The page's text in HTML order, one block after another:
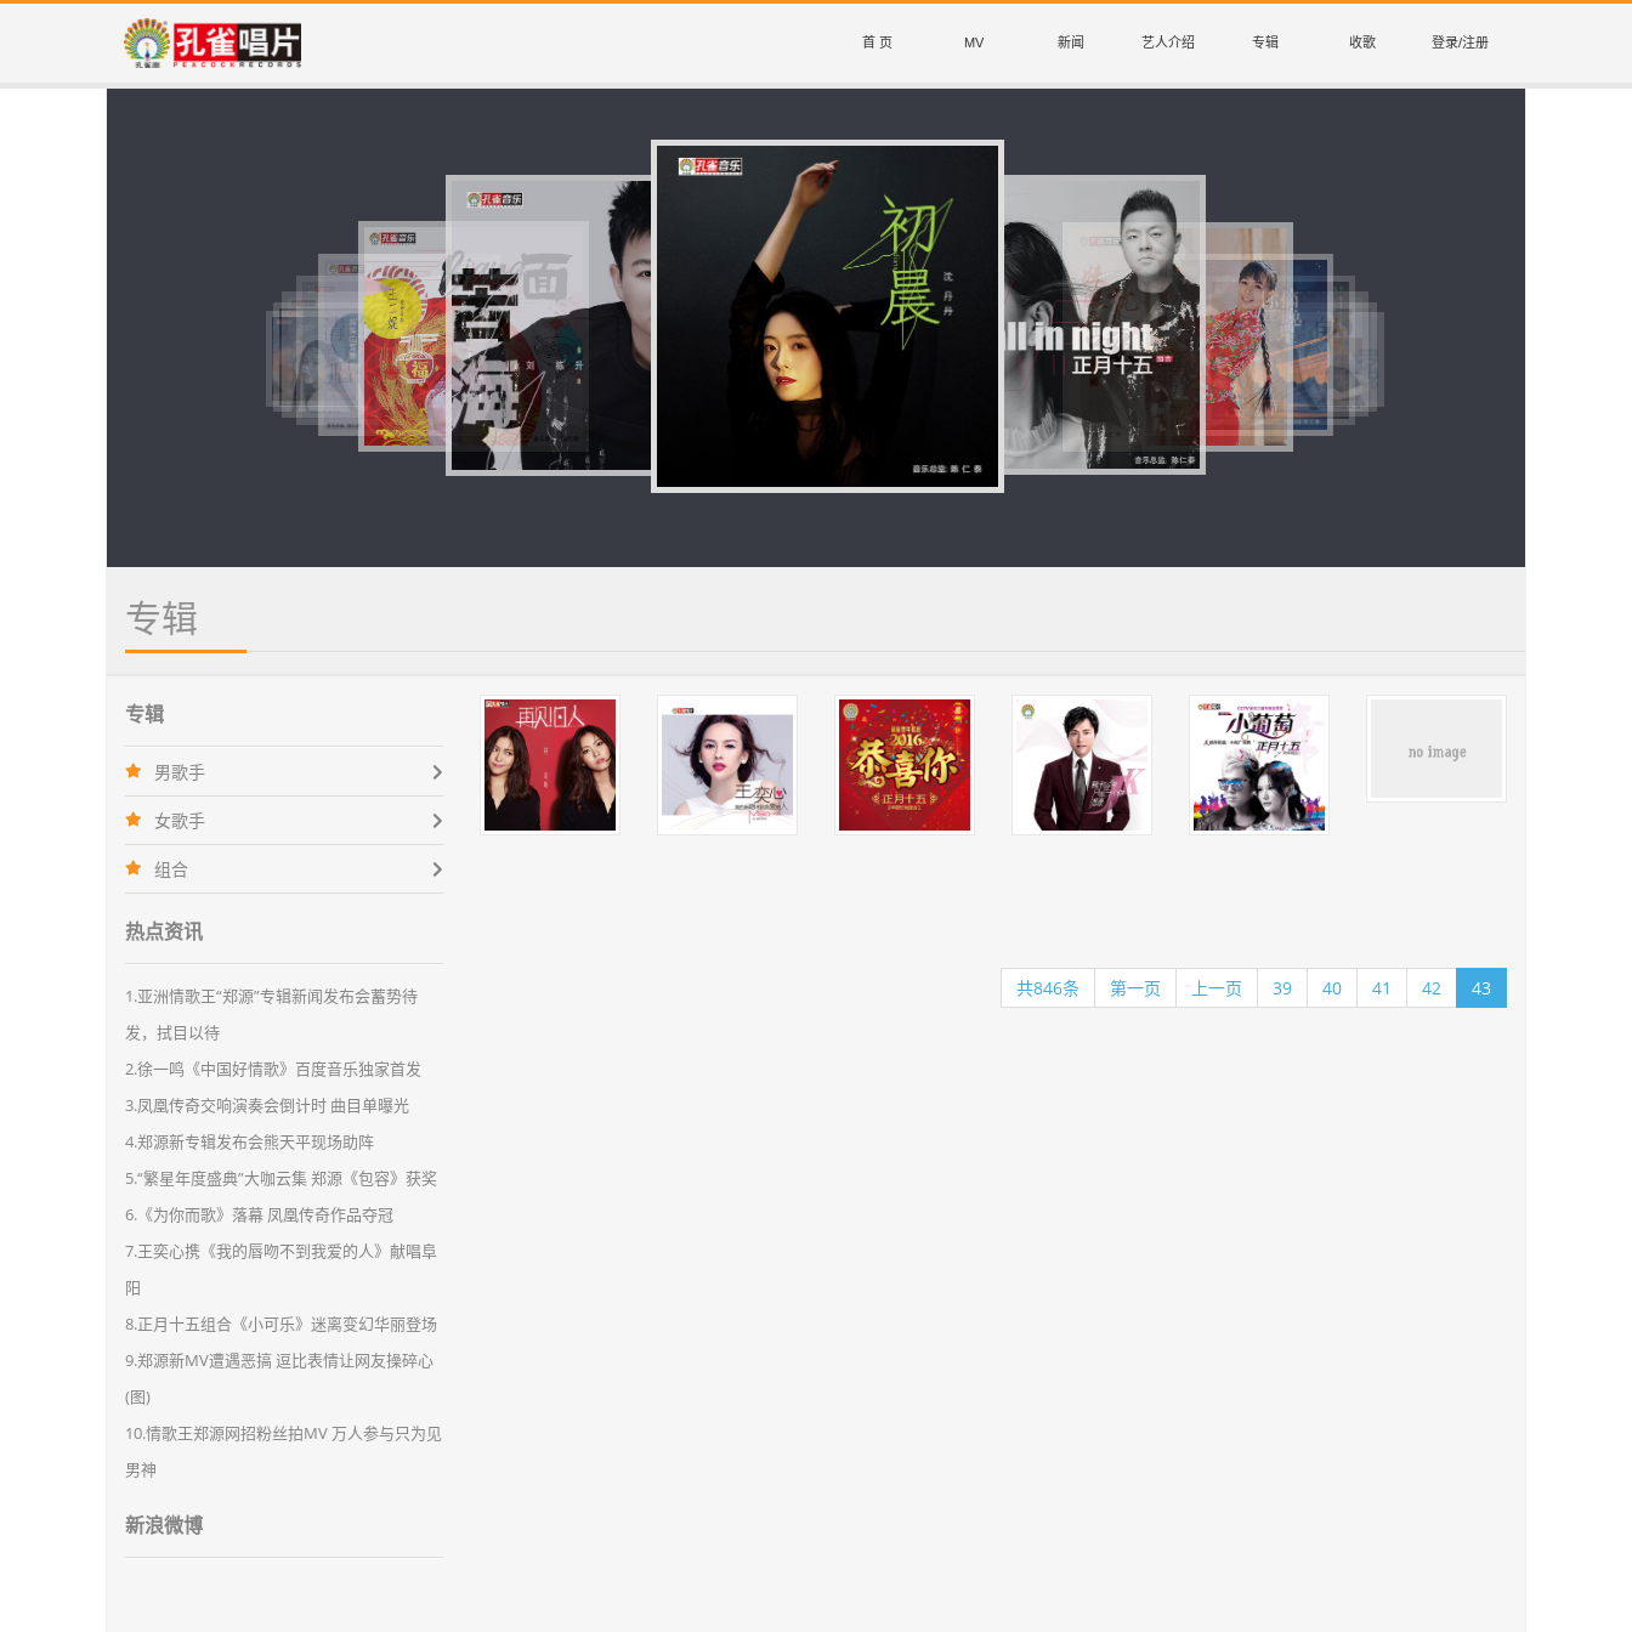
首 页 MV 新闻 艺人介绍 专辑 收歌 登录/注册
专辑
专辑
男歌手
女歌手
组合
热点资讯
1.亚洲情歌王“郑源”专辑新闻发布会蓄势待
发，拭目以待
2.徐一鸣《中国好情歌》百度音乐独家首发
3.凤凰传奇交响演奏会倒计时 曲目单曝光
4.郑源新专辑发布会熊天平现场助阵
5.“繁星年度盛典”大咖云集 郑源《包容》获奖
6.《为你而歌》落幕 凤凰传奇作品夺冠
7.王奕心携《我的唇吻不到我爱的人》献唱阜
阳
8.正月十五组合《小可乐》迷离变幻华丽登场
9.郑源新MV遭遇恶搞 逗比表情让网友操碎心
(图)
10.情歌王郑源网招粉丝拍MV 万人参与只为见
男神
新浪微博
共846条 第一页 上一页 39 40 41 42 43